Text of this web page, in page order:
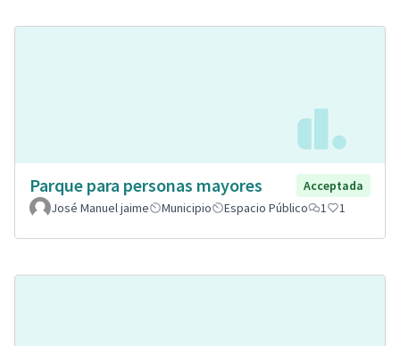
Parque para personas mayores
Acceptada
José Manuel jaime
Municipio Espacio Público 1 1